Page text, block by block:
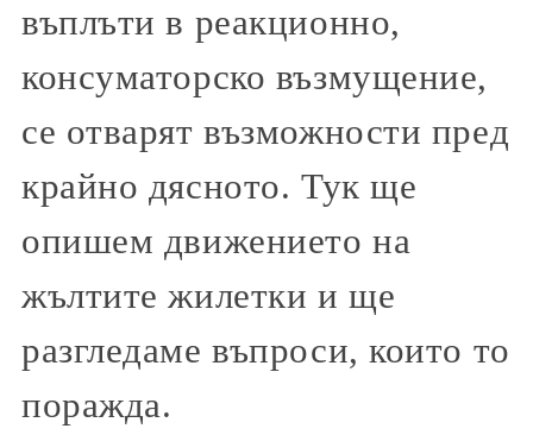
въплъти в реакционно,
консуматорско възмущение,
се отварят възможности пред
крайно дясното. Тук ще
опишем движението на
жълтите жилетки и ще
разгледаме въпроси, които то
поражда.